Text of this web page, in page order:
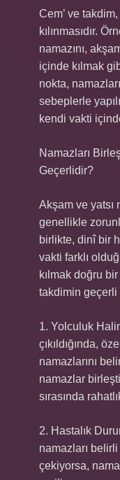
Cem’ ve
kılınmasıdır.
namazını,
içinde kılmak
nokta,
sebeplerle
kendi vakti
Namazları
Geçerlidir?
Akşam ve yatsı
genellikle
birlikte, dinî bir
vakti farklı
kılmak doğru
takdimin geçerli
1. Yolculuk
çıkıldığında,
namazlarını
namazlar
sırasında
2. Hastalık
namazları
çekiyorsa,